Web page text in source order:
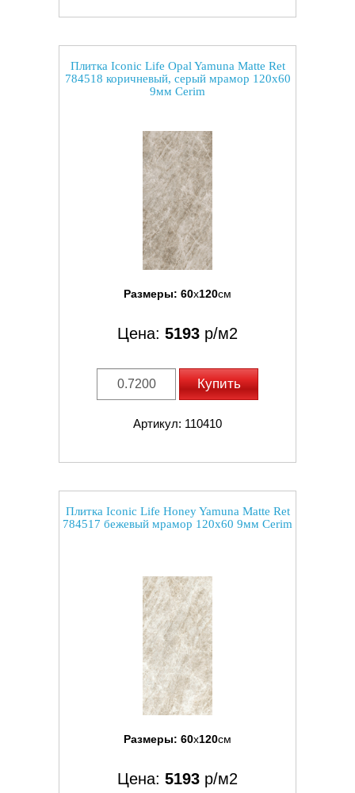
Плитка Iconic Life Opal Yamuna Matte Ret
784518 коричневый, серый мрамор 120x60
9мм Cerim
Размеры: 60x120см
Цена: 5193 р/м2
Купить
Артикул: 110410
Плитка Iconic Life Honey Yamuna Matte Ret
784517 бежевый мрамор 120x60 9мм Cerim
Размеры: 60x120см
Цена: 5193 р/м2